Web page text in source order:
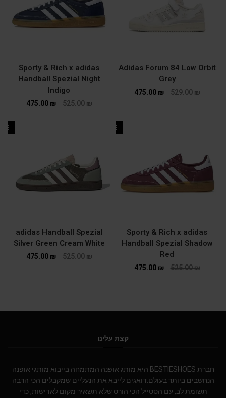
Adidas Forum 84 Low Orbit
Grey
529.00₪
475.00 ₪
Sporty & Rich x adidas
Handball Spezial Night
Indigo
525.00₪
475.00 ₪
SALE
Sporty & Rich x adidas
Handball Spezial Shadow
Red
525.00₪
475.00 ₪
adidas Handball Spezial
Silver Green Cream White
525.00₪
475.00 ₪
קצת עלינו
חברת BESTIESHOES היא מותג אופנה המתמחה בייבוא מותגי אופנה
הנחשבים ביותר בעולם.דואגים לייבא את הנעליים שמקבלים הכי הרבה
תשומת לב, עם הסטייל הכי הורס שלא תשאיר מקום לאדישות, כדי